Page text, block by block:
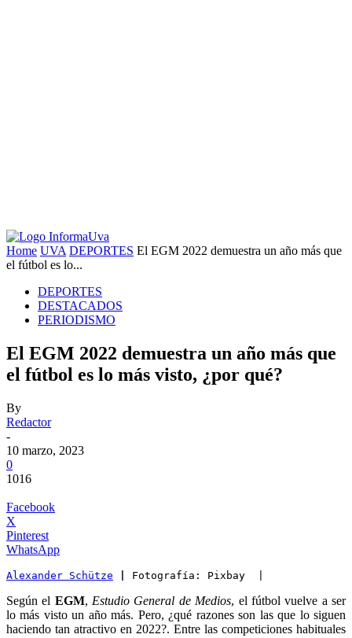
Home UVA DEPORTES El EGM 2022 demuestra un año más que
el fútbol es lo...
DEPORTES
DESTACADOS
PERIODISMO
El EGM 2022 demuestra un año más que
el fútbol es lo más visto, ¿por qué?
By
Redactor
-
10 marzo, 2023
0
1016
Facebook
X
Pinterest
WhatsApp
Alexander Schütze Fotografía: Pixbay  |
Según el EGM, Estudio General de Medios, el fútbol vuelve a ser
lo más visto un año más. Pero, ¿qué razones son las que lo siguen
haciendo tan atractivo en 2022?. Entre las competiciones habituales